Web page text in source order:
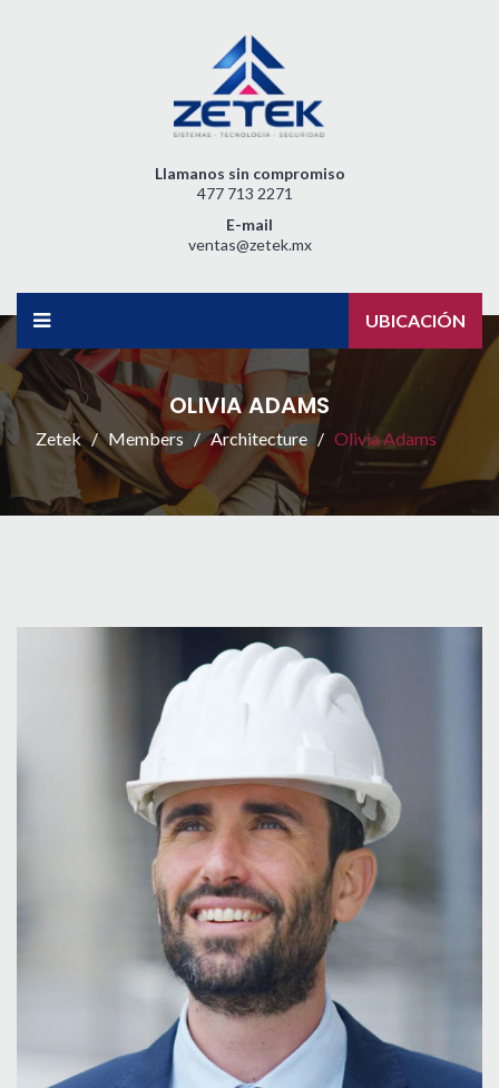
Llamanos sin compromiso
477 713 2271
E-mail
ventas@zetek.mx
UBICACIÓN
OLIVIA ADAMS
Zetek Members Architecture Olivia Adams